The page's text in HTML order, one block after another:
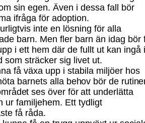
sin egen. Även i dessa fall bör
ifråga för adoption.
inte en lösning för alla
barn. Men fler barn än idag bör
i ett hem där de fullt ut kan ingå i
som sträcker sig livet ut.
få växa upp i stabila miljöer hos
barnets alla behov bör de
ses över för att underlätta
ur familjehem. Ett tydligt
få råda.